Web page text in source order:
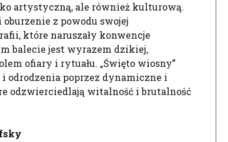
artystyczną, ale również kulturową.
z powodu swojej
które naruszały konwencje
balecie jest wyrazem dzikiej,
ofiary i rytuału. „Święto wiosny”
poprzez dynamiczne i
odzwierciedlają witalność i brutalność